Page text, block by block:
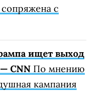
с
ищет выход
CNN По мнению
кампания